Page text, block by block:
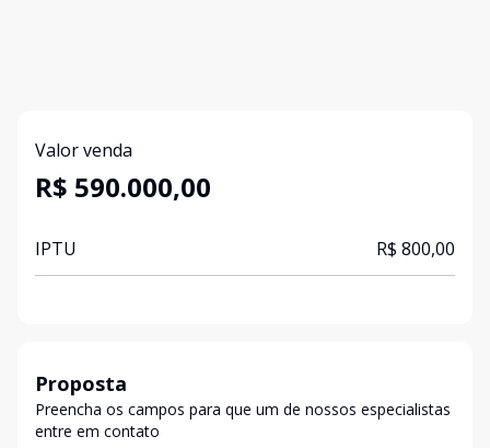
Valor venda
R$ 590.000,00
IPTU R$ 800,00
Proposta
Preencha os campos para que um de nossos especialistas
entre em contato